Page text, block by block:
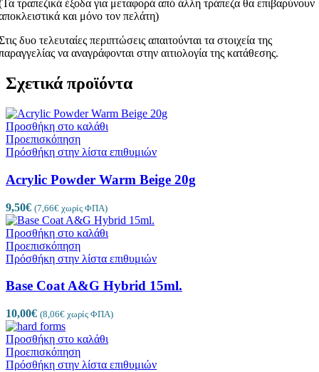
τραπεζικά έξοδα για μεταφορά από άλλη τράπεζα θα επιβαρύνουν
και μόνο τον πελάτη)
δυο τελευταίες περιπτώσεις απαιτούνται τα στοιχεία της
να αναγράφονται στην αιτιολογία της κατάθεσης.
Σχετικά προϊόντα
Προσθήκη στο καλάθι
Προεπισκόπηση
Πρόσθήκη στην λίστα επιθυμιών
Acrylic Powder Warm Beige 20g
9,50€ (7,66€ χωρίς ΦΠΑ)
Προσθήκη στο καλάθι
Προεπισκόπηση
Πρόσθήκη στην λίστα επιθυμιών
Base Coat A&G Hybrid 15ml.
10,00€ (8,06€ χωρίς ΦΠΑ)
Προσθήκη στο καλάθι
Προεπισκόπηση
Πρόσθήκη στην λίστα επιθυμιών